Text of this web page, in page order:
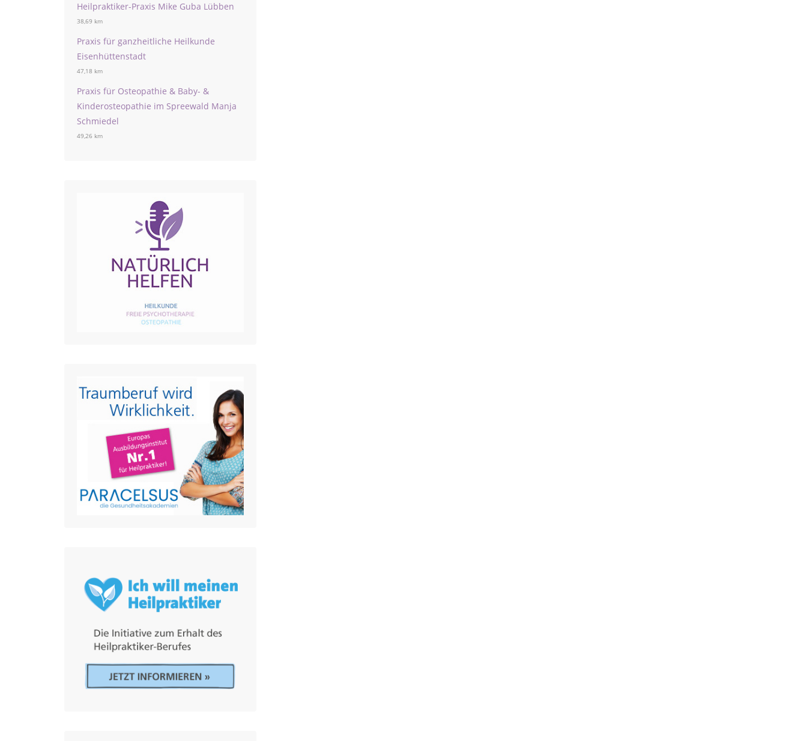
Heilpraktiker-Praxis Mike Guba Lübben
38,69 km
Praxis für ganzheitliche Heilkunde
Eisenhüttenstadt
47,18 km
Praxis für Osteopathie & Baby- &
Kinderosteopathie im Spreewald Manja
Schmiedel
49,26 km